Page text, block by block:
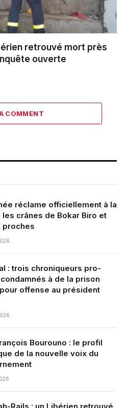
retrouvé mort près
ouverte
COMMENT
réclame officiellement à la
les crânes de Bokar Biro et
proches
: trois chroniqueurs pro-
à de la prison
offense au président
Bourouno : le profil
de la nouvelle voix du